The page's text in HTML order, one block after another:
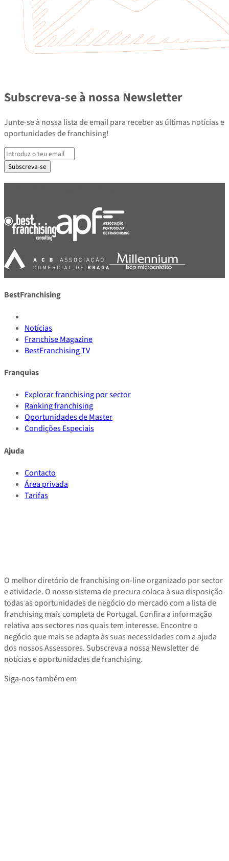
Subscreva-se à nossa Newsletter
Junte-se à nossa lista de email para receber as últimas notícias e
oportunidades de franchising!
Subscreva-se
BestFranchising
Notícias
Franchise Magazine
BestFranchising TV
Franquias
Explorar franchising por sector
Ranking franchising
Oportunidades de Master
Condições Especiais
Ajuda
Contacto
Área privada
Tarifas
O melhor diretório de franchising on-line organizado por sector
e atividade. O nosso sistema de procura coloca à sua disposição
todas as oportunidades de negócio do mercado com a lista de
franchising mais completa de Portugal. Confira a informação
relativa aos sectores nos quais tem interesse. Encontre o
negócio que mais se adapta às suas necessidades com a ajuda
dos nossos Assessores. Subscreva a nossa Newsletter de
notícias e oportunidades de franchising.
Siga-nos também em